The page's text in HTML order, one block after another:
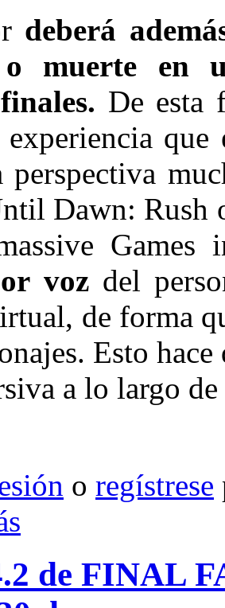
deberá
muerte en
De esta
perspectiva
Dawn: Rush
vozdel
de forma
Esto
a lo largo
o regístrese
de FINAL